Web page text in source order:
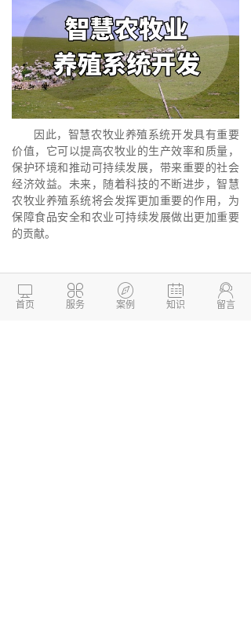
因此，智慧农牧业养殖系统开发具有重要
价值，它可以提高农牧业的生产效率和质量，
保护环境和推动可持续发展，带来重要的社会
经济效益。未来，随着科技的不断进步，智慧
农牧业养殖系统将会发挥更加重要的作用，为
保障食品安全和农业可持续发展做出更加重要
的贡献。
不知道德州智慧农牧业养殖系统开发找
谁？在这里小编向大家推荐德州两山开发 ，我

首页

服务

案例

知识

留言